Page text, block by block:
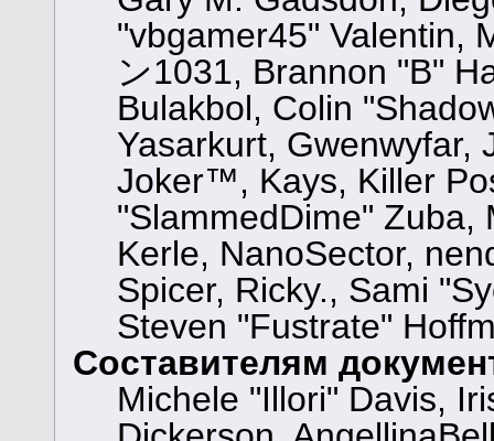
"vbgamer45" Valentin,
ン1031, Brannon "B"
Bulakbol, Colin
Yasarkurt, Gwenwyfar,
Joker™, Kays, Killer
"SlammedDime" Zuba,
Kerle, NanoSector,
Spicer, Ricky., Sami
Steven "Fustrate"
Составителям
Michele "Illori" Davis,